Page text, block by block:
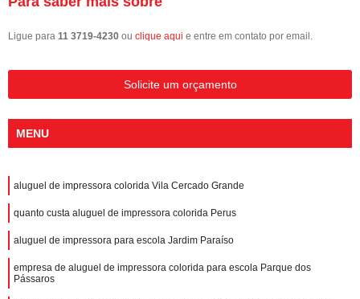
Ligue para 11 3719-4230 ou clique aqui e entre em contato por email.
Solicite um orçamento
MENU
aluguel de impressora colorida Vila Cercado Grande
quanto custa aluguel de impressora colorida Perus
aluguel de impressora para escola Jardim Paraíso
empresa de aluguel de impressora colorida para escola Parque dos
Pássaros